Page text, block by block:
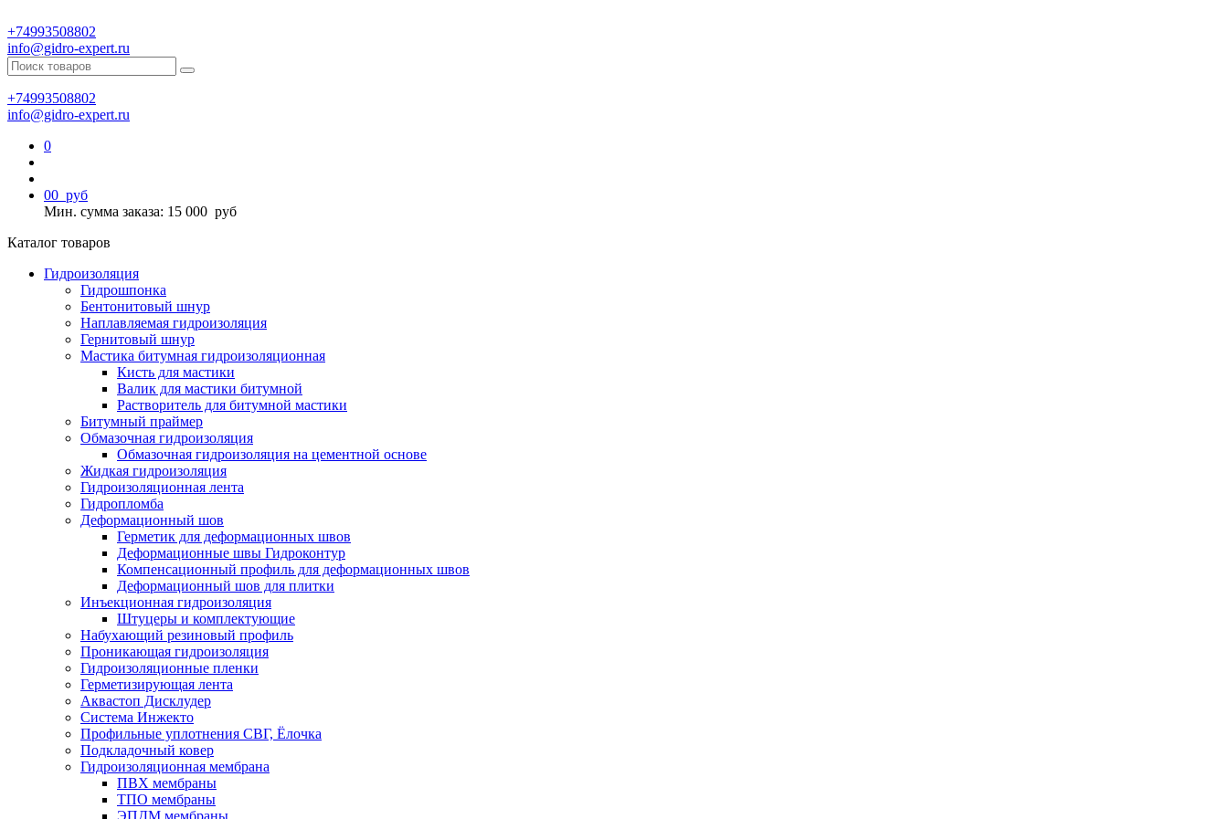
+74993508802
info@gidro-expert.ru
+74993508802
info@gidro-expert.ru
0
00 руб
Мин. сумма заказа: 15 000 руб
Каталог товаров
Гидроизоляция
Гидрошпонка
Бентонитовый шнур
Наплавляемая гидроизоляция
Гернитовый шнур
Мастика битумная гидроизоляционная
Кисть для мастики
Валик для мастики битумной
Растворитель для битумной мастики
Битумный праймер
Обмазочная гидроизоляция
Обмазочная гидроизоляция на цементной основе
Жидкая гидроизоляция
Гидроизоляционная лента
Гидропломба
Деформационный шов
Герметик для деформационных швов
Деформационные швы Гидроконтур
Компенсационный профиль для деформационных швов
Деформационный шов для плитки
Инъекционная гидроизоляция
Штуцеры и комплектующие
Набухающий резиновый профиль
Проникающая гидроизоляция
Гидроизоляционные пленки
Герметизирующая лента
Аквастоп Дисклудер
Система Инжекто
Профильные уплотнения СВГ, Ёлочка
Подкладочный ковер
Гидроизоляционная мембрана
ПВХ мембраны
ТПО мембраны
ЭПДМ мембраны